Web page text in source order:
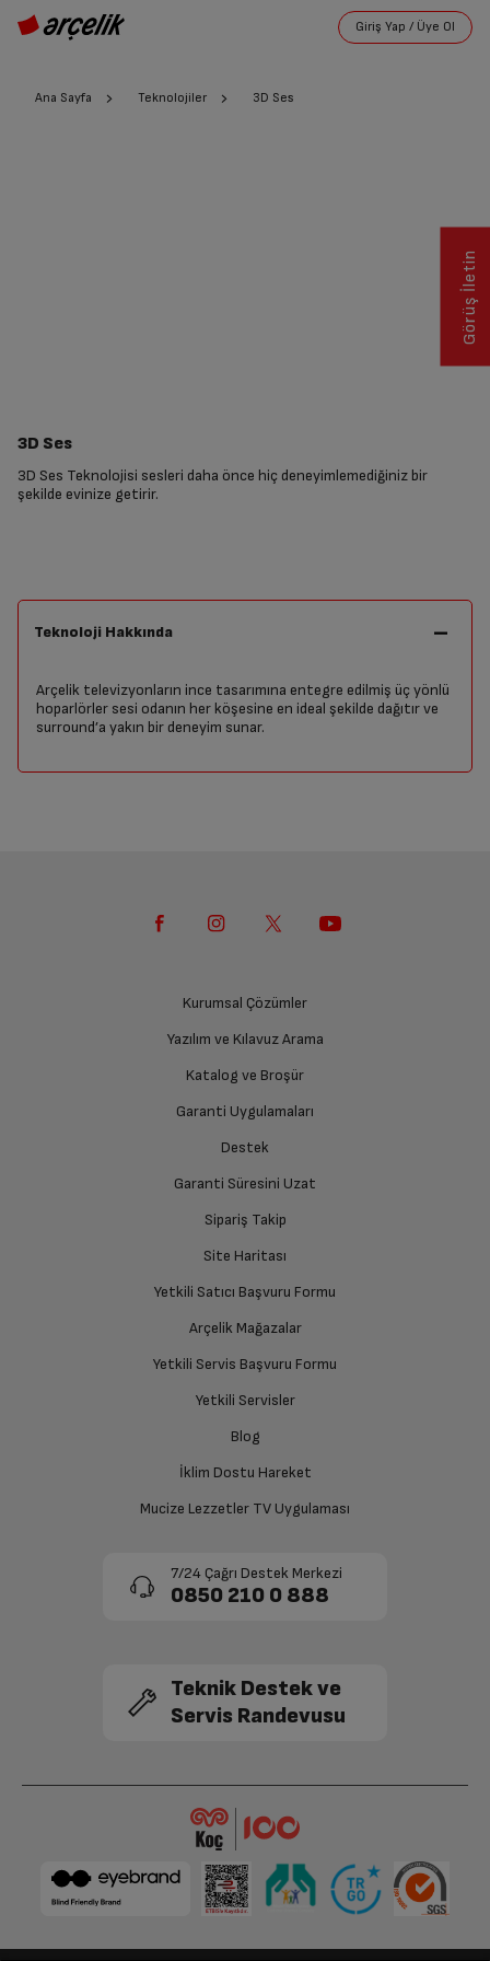
Ana Sayfa Teknolojiler 3D Ses
3D Ses
3D Ses Teknolojisi sesleri daha önce hiç deneyimlemediğiniz bir
şekilde evinize getirir.
Teknoloji Hakkında
Arçelik televizyonların ince tasarımına entegre edilmiş üç yönlü
hoparlörler sesi odanın her köşesine en ideal şekilde dağıtır ve
surround’a yakın bir deneyim sunar.
Kurumsal Çözümler
Yazılım ve Kılavuz Arama
Katalog ve Broşür
Garanti Uygulamaları
Destek
Garanti Süresini Uzat
Sipariş Takip
Site Haritası
Yetkili Satıcı Başvuru Formu
Arçelik Mağazalar
Yetkili Servis Başvuru Formu
Yetkili Servisler
Blog
İklim Dostu Hareket
Mucize Lezzetler TV Uygulaması
7/24 Çağrı Destek Merkezi
0850 210 0 888
Teknik Destek ve
Servis Randevusu
Görüş İletin